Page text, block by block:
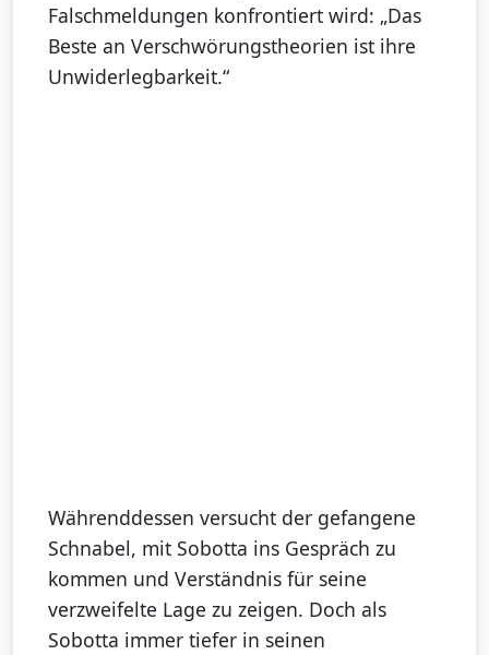
Falschmeldungen konfrontiert wird: „Das
Beste an Verschwörungstheorien ist ihre
Unwiderlegbarkeit.“
Währenddessen versucht der gefangene
Schnabel, mit Sobotta ins Gespräch zu
kommen und Verständnis für seine
verzweifelte Lage zu zeigen. Doch als
Sobotta immer tiefer in seinen